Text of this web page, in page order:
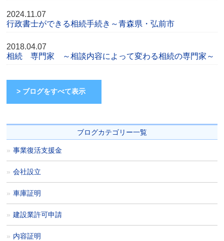
2024.11.07
行政書士ができる相続手続き～青森県・弘前市
2018.04.07
相続 専門家 ～相談内容によって変わる相続の専門家～
> ブログをすべて表示
ブログカテゴリー一覧
事業復活支援金
会社設立
車庫証明
建設業許可申請
内容証明